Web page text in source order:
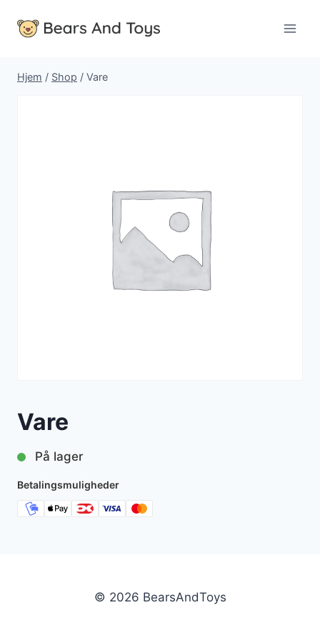
Hjem / Shop / Vare
Vare
På lager
Betalingsmuligheder
© 2026 BearsAndToys